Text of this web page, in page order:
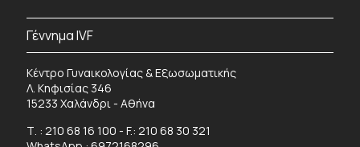
Γέννημα IVF
Κέντρο Γυναικολογίας & Εξωσωματικής
Λ. Κηφισίας 346
15233 Χαλάνδρι - Αθήνα
Τ. : 210 68 16 100 - F.: 210 68 30 321